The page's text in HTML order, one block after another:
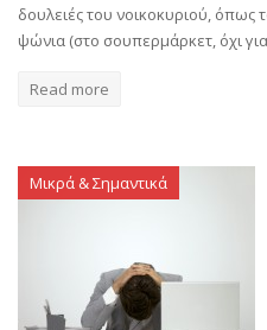
δουλειές του νοικοκυριού, όπως
ψώνια (στο σουπερμάρκετ, όχι
Read more
Μικρά & Σημαντικά